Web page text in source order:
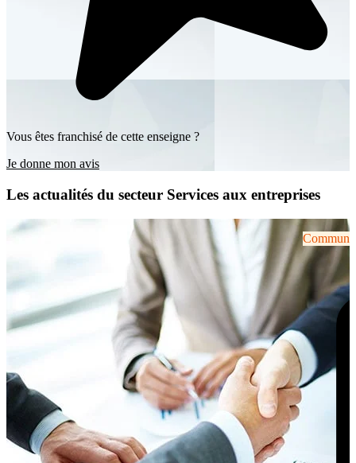
Vous êtes franchisé de cette enseigne ?
Je donne mon avis
Les actualités du secteur Services aux entreprises